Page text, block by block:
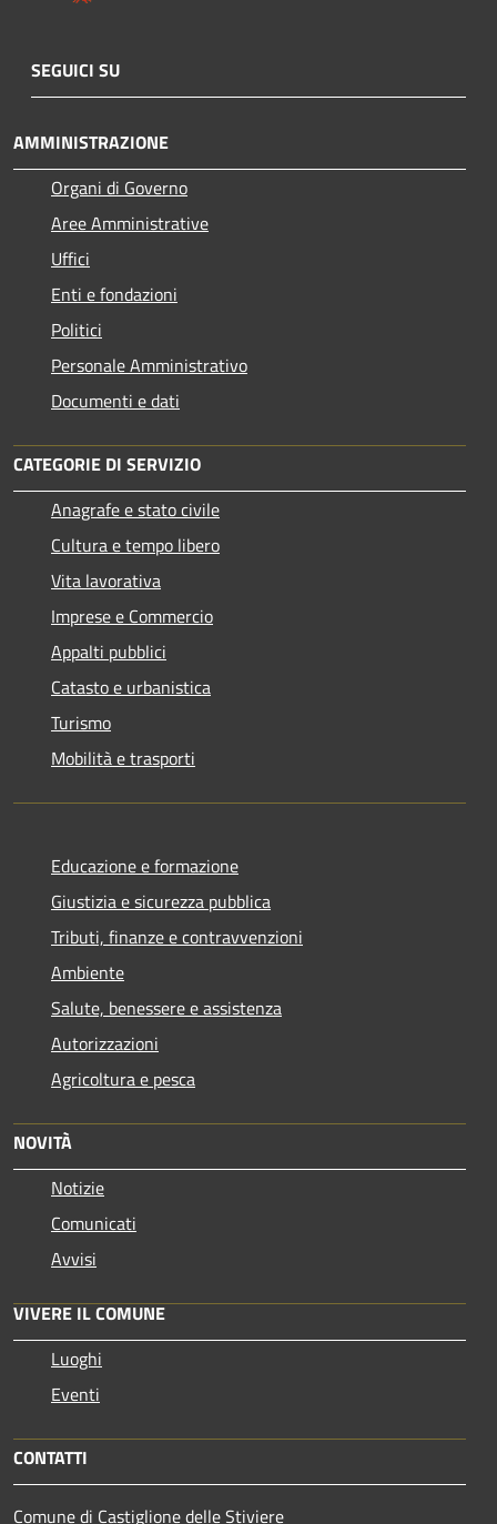
SEGUICI SU
AMMINISTRAZIONE
Organi di Governo
Aree Amministrative
Uffici
Enti e fondazioni
Politici
Personale Amministrativo
Documenti e dati
CATEGORIE DI SERVIZIO
Anagrafe e stato civile
Cultura e tempo libero
Vita lavorativa
Imprese e Commercio
Appalti pubblici
Catasto e urbanistica
Turismo
Mobilità e trasporti
Educazione e formazione
Giustizia e sicurezza pubblica
Tributi, finanze e contravvenzioni
Ambiente
Salute, benessere e assistenza
Autorizzazioni
Agricoltura e pesca
NOVITÀ
Notizie
Comunicati
Avvisi
VIVERE IL COMUNE
Luoghi
Eventi
CONTATTI
Comune di Castiglione delle Stiviere